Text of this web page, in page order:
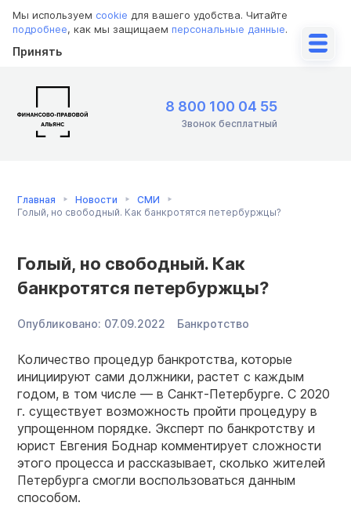
Мы используем cookie для вашего удобства. Читайте
подробнее, как мы защищаем персональные данные.
Принять
8 800 100 04 55
Звонок бесплатный
Главная Новости
СМИ
Голый, но свободный. Как банкротятся петербуржцы?
Голый, но свободный. Как
банкротятся петербуржцы?
Опубликовано: 07.09.2022 Банкротство
Количество процедур банкротства, которые
инициируют сами должники, растет с каждым
годом, в том числе — в Санкт-Петербурге. С 2020
г. существует возможность пройти процедуру в
упрощенном порядке. Эксперт по банкротству и
юрист Евгения Боднар комментирует сложности
этого процесса и рассказывает, сколько жителей
Петербурга смогли воспользоваться данным
способом.